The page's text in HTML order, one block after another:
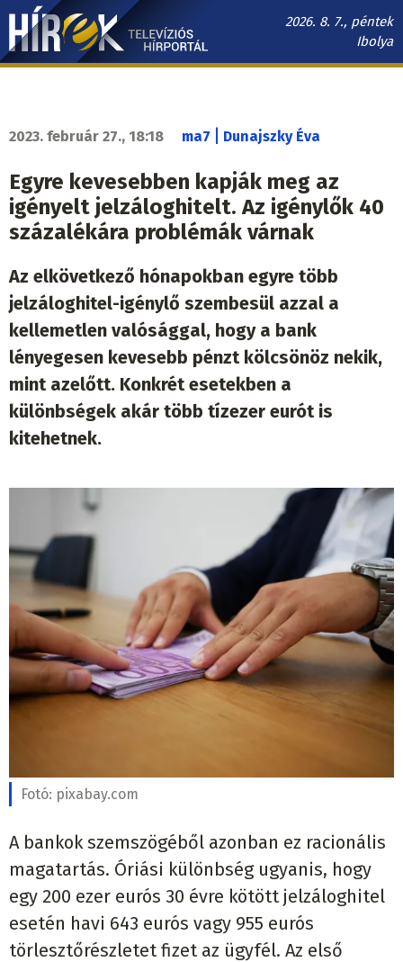
Ugrás
tartalomra
2026. 8. 7., péntek
Ibolya
Hírek.sk
2023. február 27., 18:18 ma7 Dunajszky Éva
Egyre kevesebben kapják meg az
igényelt jelzáloghitelt. Az igénylők 40
százalékára problémák várnak
Az elkövetkező hónapokban egyre több
jelzáloghitel-igénylő szembesül azzal a
kellemetlen valósággal, hogy a bank
lényegesen kevesebb pénzt kölcsönöz nekik,
mint azelőtt. Konkrét esetekben a
különbségek akár több tízezer eurót is
kitehetnek.
Fotó: pixabay.com
A bankok szemszögéből azonban ez racionális
magatartás. Óriási különbség ugyanis, hogy
egy 200 ezer eurós 30 évre kötött jelzáloghitel
esetén havi 643 eurós vagy 955 eurós
törlesztőrészletet fizet az ügyfél. Az első